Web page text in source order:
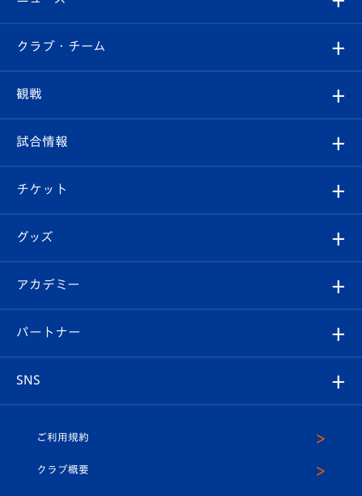
すべて
クラブ
試合情報
チケット
イベント
メディア
ホームタウン
クラブ・チーム
クラブ概要
エンブレム紹介
スタッフプロフィール
マスコット紹介
観戦
観戦ルール
はじめての観戦ガイド
Revive Team
ヴィヴィくんの長崎おもてなしガイド
試合情報
試合日程/結果
フォトギャラリー
スタジアムグルメ
チケット
チケット
V-LOVERS（ファンクラブ）
プレイヤーズスイート
グッズ
オンラインショップ
店舗情報
アカデミー
育成からのお知らせ
U-18
パートナー
SNS
ヴィヴィくんインスタグラム
ご利用規約
クラブ概要